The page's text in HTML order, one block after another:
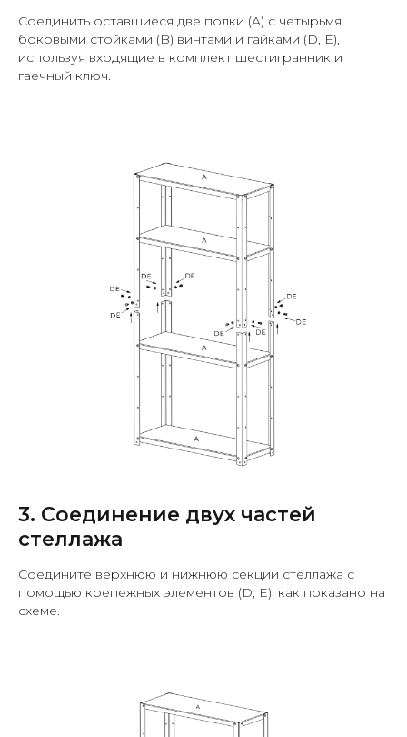
Соединить оставшиеся две полки (A) с четырьмя
боковыми стойками (B) винтами и гайками (D, E),
используя входящие в комплект шестигранник и
гаечный ключ.
3. Соединение двух частей
стеллажа
Соедините верхнюю и нижнюю секции стеллажа с
помощью крепежных элементов (D, E), как показано на
схеме.